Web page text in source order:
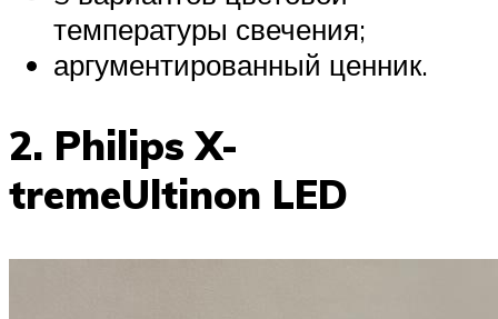
температуры свечения;
аргументированный ценник.
2. Philips X-
tremeUltinon LED